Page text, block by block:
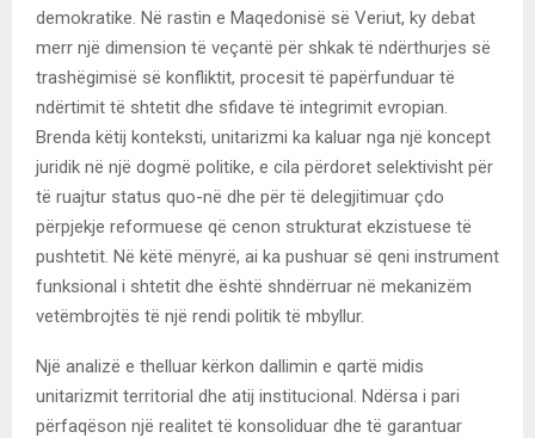
demokratike. Në rastin e Maqedonisë së Veriut, ky debat
merr një dimension të veçantë për shkak të ndërthurjes së
trashëgimisë së konfliktit, procesit të papërfunduar të
ndërtimit të shtetit dhe sfidave të integrimit evropian.
Brenda këtij konteksti, unitarizmi ka kaluar nga një koncept
juridik në një dogmë politike, e cila përdoret selektivisht për
të ruajtur status quo-në dhe për të delegjitimuar çdo
përpjekje reformuese që cenon strukturat ekzistuese të
pushtetit. Në këtë mënyrë, ai ka pushuar së qeni instrument
funksional i shtetit dhe është shndërruar në mekanizëm
vetëmbrojtës të një rendi politik të mbyllur.
Një analizë e thelluar kërkon dallimin e qartë midis
unitarizmit territorial dhe atij institucional. Ndërsa i pari
përfaqëson një realitet të konsoliduar dhe të garantuar